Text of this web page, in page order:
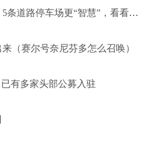
道路停车场更“智慧”，看看在哪
（赛尔号奈尼芬多怎么召唤）
有多家头部公募入驻